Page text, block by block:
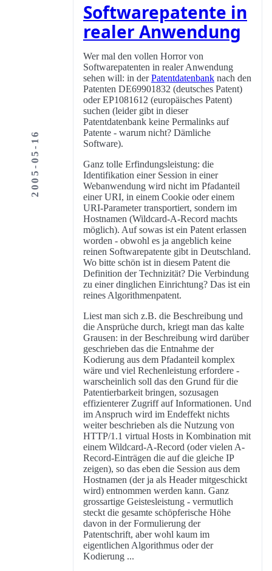
2005-05-16
Softwarepatente in
realer Anwendung
Wer mal den vollen Horror von
Softwarepatenten in realer Anwendung
sehen will: in derPatentdatenbank nach den
Patenten DE69901832 (deutsches Patent)
oder EP1081612 (europäisches Patent)
suchen (leider gibt in dieser
Patentdatenbank keine Permalinks auf
Patente - warum nicht? Dämliche
Software).
Ganz tolle Erfindungsleistung: die
Identifikation einer Session in einer
Webanwendung wird nicht im Pfadanteil
einer URI, in einem Cookie oder einem
URI-Parameter transportiert, sondern im
Hostnamen (Wildcard-A-Record machts
möglich). Auf sowas ist ein Patent erlassen
worden - obwohl es ja angeblich keine
reinen Softwarepatente gibt in Deutschland.
Wo bitte schön ist in diesem Patent die
Definition der Technizität? Die Verbindung
zu einer dinglichen Einrichtung? Das ist ein
reines Algorithmenpatent.
Liest man sich z.B. die Beschreibung und
die Ansprüche durch, kriegt man das kalte
Grausen: in der Beschreibung wird darüber
geschrieben das die Entnahme der
Kodierung aus dem Pfadanteil komplex
wäre und viel Rechenleistung erfordere -
warscheinlich soll das den Grund für die
Patentierbarkeit bringen, sozusagen
effizienterer Zugriff auf Informationen. Und
im Anspruch wird im Endeffekt nichts
weiter beschrieben als die Nutzung von
HTTP/1.1 virtual Hosts in Kombination mit
einem Wildcard-A-Record (oder vielen A-
Record-Einträgen die auf die gleiche IP
zeigen), so das eben die Session aus dem
Hostnamen (der ja als Header mitgeschickt
wird) entnommen werden kann. Ganz
grossartige Geistesleistung - vermutlich
steckt die gesamte schöpferische Höhe
davon in der Formulierung der
Patentschrift, aber wohl kaum im
eigentlichen Algorithmus oder der
Kodierung ...